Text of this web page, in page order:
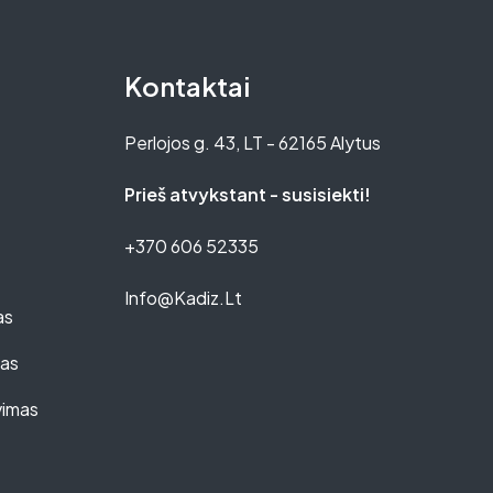
Kontaktai
Perlojos g. 43, LT - 62165 Alytus
Prieš atvykstant - susisiekti!
+370 606 52335
Info@kadiz.lt